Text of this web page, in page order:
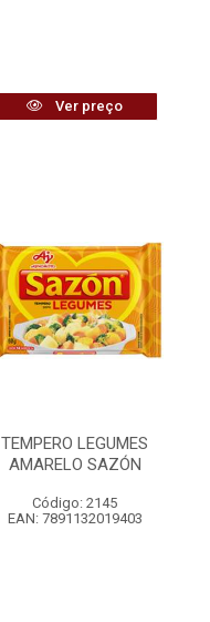
Ver preço
TEMPERO LEGUMES
AMARELO SAZÓN
Código: 2145
EAN: 7891132019403